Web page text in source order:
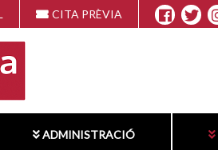
CITA PRÈVIA
ADMINISTRACIÓ